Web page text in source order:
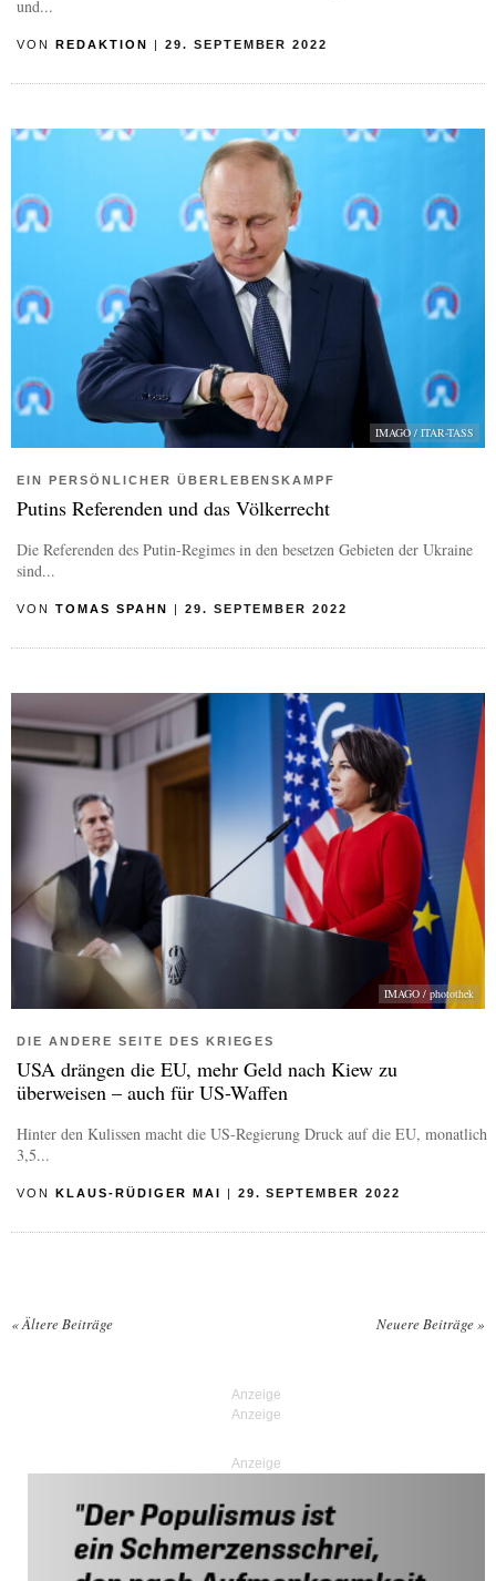
und...
VON REDAKTION 29. SEPTEMBER 2022
IMAGO / ITAR-TASS
EIN PERSÖNLICHER ÜBERLEBENSKAMPF
Putins Referenden und das Völkerrecht
Die Referenden des Putin-Regimes in den besetzen Gebieten der Ukraine
sind...
VON TOMAS SPAHN | 29. SEPTEMBER 2022
IMAGO / photothek
DIE ANDERE SEITE DES KRIEGES
USA drängen die EU, mehr Geld nach Kiew zu
überweisen – auch für US-Waffen
Hinter den Kulissen macht die US-Regierung Druck auf die EU, monatlich
3,5...
VON KLAUS-RÜDIGER MAI 29. SEPTEMBER 2022
«Ältere Beiträge Neuere Beiträge»
Anzeige